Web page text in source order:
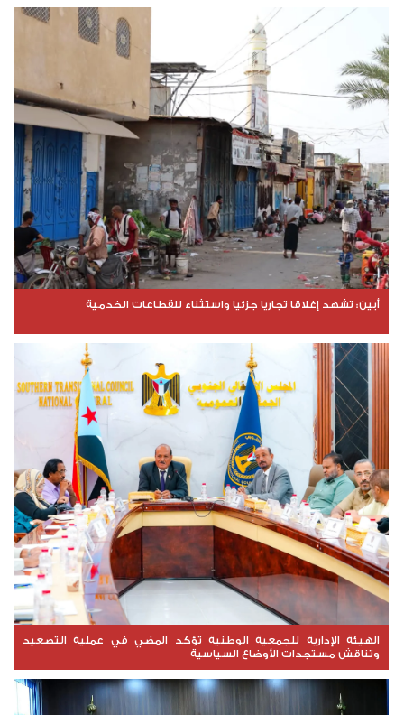
​أبين: تشهد إغلاقا تجاريا جزئيا واستثناء للقطاعات الخدمية
الهيئة الإدارية للجمعية الوطنية تؤكد المضي في عملية التصعيد
وتناقش مستجدات الأوضاع السياسية